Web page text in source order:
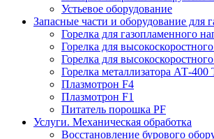
Устьевое оборудование
Запасные части и оборудование для
Горелка для газопламенного
Горелка для
Горелка для
Горелка металлизатора АТ-400
Плазмотрон F4
Плазмотрон F1
Питатель порошка PF
Услуги. Механическая обработка
Восстановление бурового